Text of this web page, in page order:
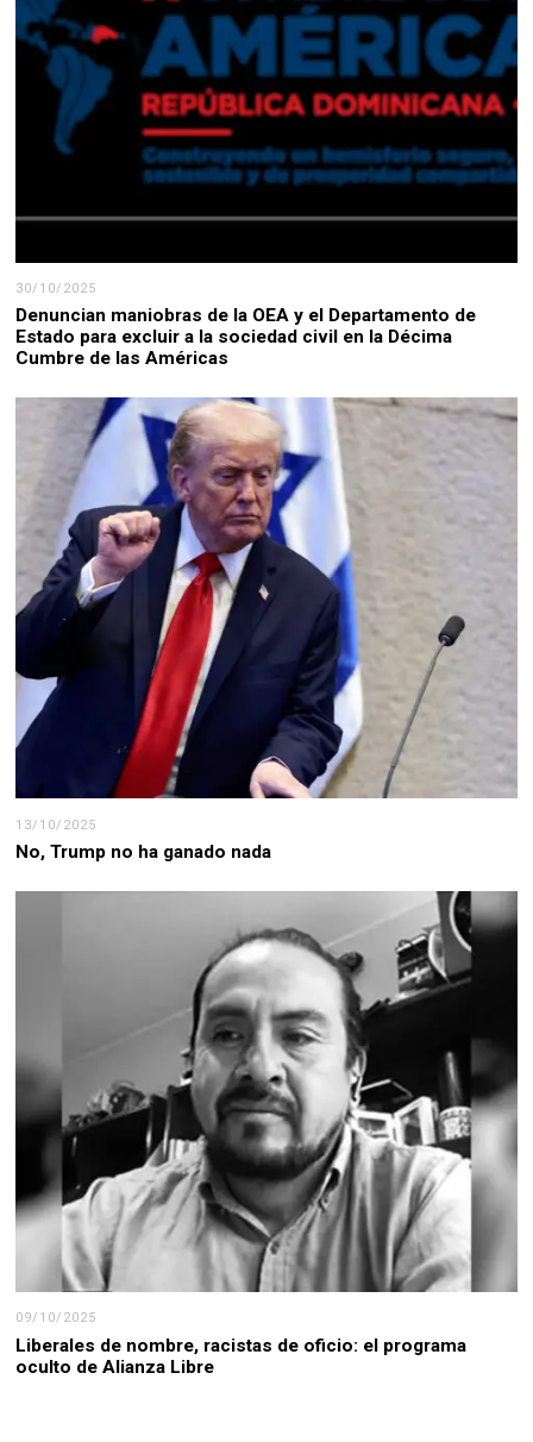
30/10/2025
Denuncian maniobras de la OEA y el Departamento de
Estado para excluir a la sociedad civil en la Décima
Cumbre de las Américas
13/10/2025
No, Trump no ha ganado nada
09/10/2025
Liberales de nombre, racistas de oficio: el programa
oculto de Alianza Libre